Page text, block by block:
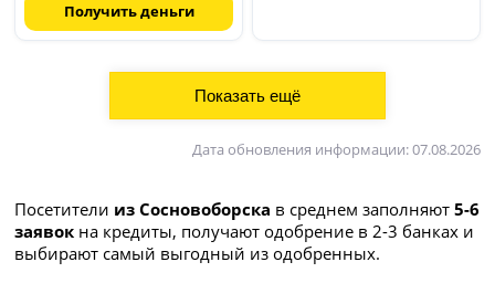
Получить деньги
Дата обновления информации: 07.08.2026
Посетители из Сосновоборска в среднем заполняют5-6
заявок на кредиты, получают одобрение в 2-3 банках и
выбирают самый выгодный из одобренных.